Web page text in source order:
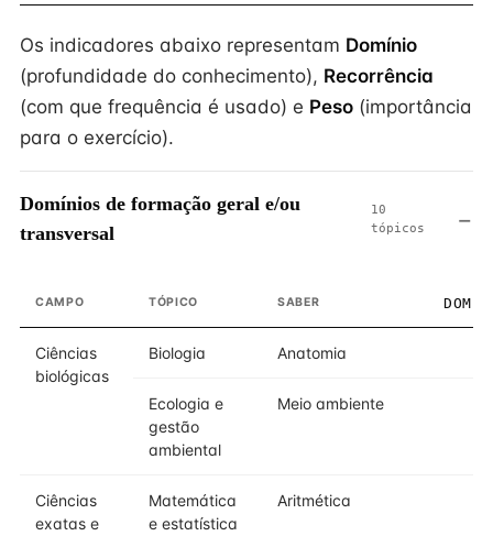
Os indicadores abaixo representam Domínio
(profundidade do conhecimento), Recorrência
(com que frequência é usado) e Peso (importância
para o exercício).
Domínios de formação geral e/ou
transversal
10
tópicos
CAMPO TÓPICO SABER
Ciências
biológicas
Biologia Anatomia
Ecologia e
gestão
ambiental
Meio ambiente
Ciências
exatas e
Matemática
e estatística
Aritmética